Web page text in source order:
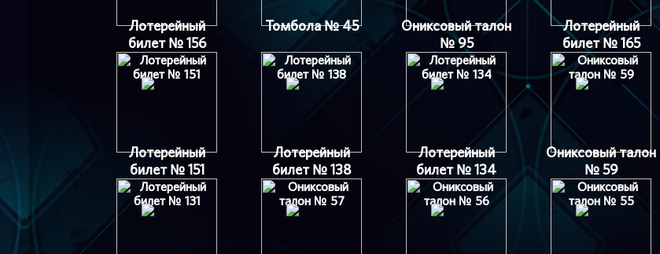
Лотерейный
билет № 156
Томбола № 45
Ониксовый талон
№ 95
Лотерейный
билет № 165
Лотерейный
билет № 151
Лотерейный
билет № 138
Лотерейный
билет № 134
Ониксовый талон
№ 59